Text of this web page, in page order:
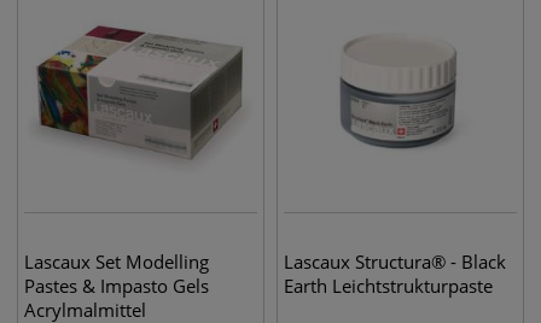
Lascaux Set Modelling
Pastes & Impasto Gels
Acrylmalmittel
Lascaux Structura® - Black
Earth Leichtstrukturpaste